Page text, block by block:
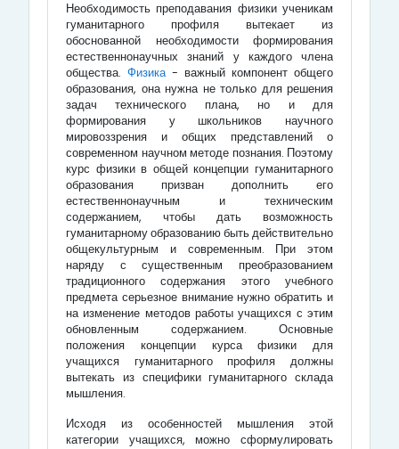
Необходимость преподавания физики ученикам
гуманитарного профиля вытекает из
обоснованной необходимости формирования
естественнонаучных знаний у каждого члена
общества. Физика- важный компонент общего
образования, она нужна не только для решения
задач технического плана, но и для
формирования у школьников научного
мировоззрения и общих представлений о
современном научном методе познания. Поэтому
курс физики в общей концепции гуманитарного
образования призван дополнить его
естественнонаучным и техническим
содержанием, чтобы дать возможность
гуманитарному образованию быть действительно
общекультурным и современным. При этом
наряду с существенным преобразованием
традиционного содержания этого учебного
предмета серьезное внимание нужно обратить и
на изменение методов работы учащихся с этим
обновленным содержанием. Основные
положения концепции курса физики для
учащихся гуманитарного профиля должны
вытекать из специфики гуманитарного склада
мышления.
Исходя из особенностей мышления этой
категории учащихся, можно сформулировать